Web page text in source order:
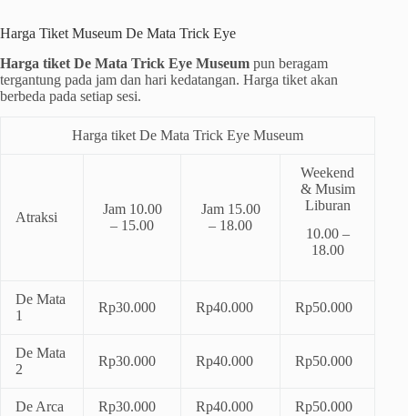
Harga Tiket Museum De Mata Trick Eye
Harga tiket De Mata Trick Eye Museum pun beragam
tergantung pada jam dan hari kedatangan. Harga tiket akan
berbeda pada setiap sesi.
Harga tiket De Mata Trick Eye Museum
Atraksi
Jam 10.00
– 15.00
Jam 15.00
– 18.00
Weekend
& Musim
Liburan
10.00 –
18.00
De Mata
1
Rp30.000 Rp40.000 Rp50.000
De Mata
2
Rp30.000 Rp40.000 Rp50.000
De Arca Rp30.000 Rp40.000 Rp50.000